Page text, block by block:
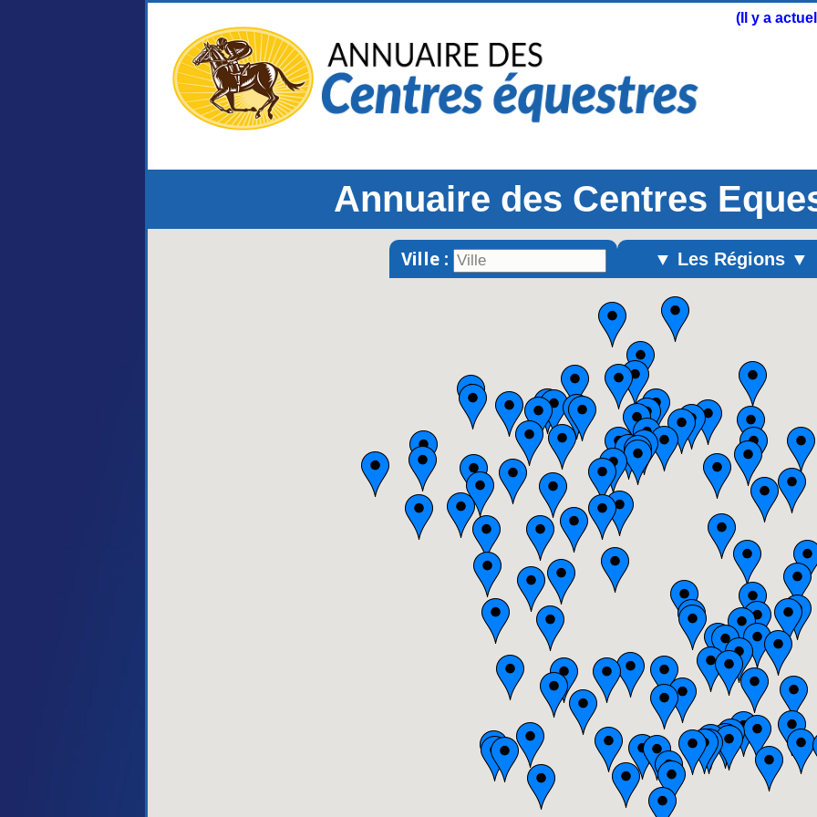
(Il y a
Annuaire des Centres
Ville : ▼ Les Régions ▼
Basse-Normandie
Bourgogne
Bretagne
Centre
Champagne-Ardenne
Franche-Comté
Haute-Normandie
Ile-de-France
Languedoc-Roussillon
Limousin
Lorraine
Midi-Pyrénées
Nord-Pas-de-Calais
Pays-de-la-Loire
Picardie
Poitou-Charentes
Provence-Alpes-Côte-